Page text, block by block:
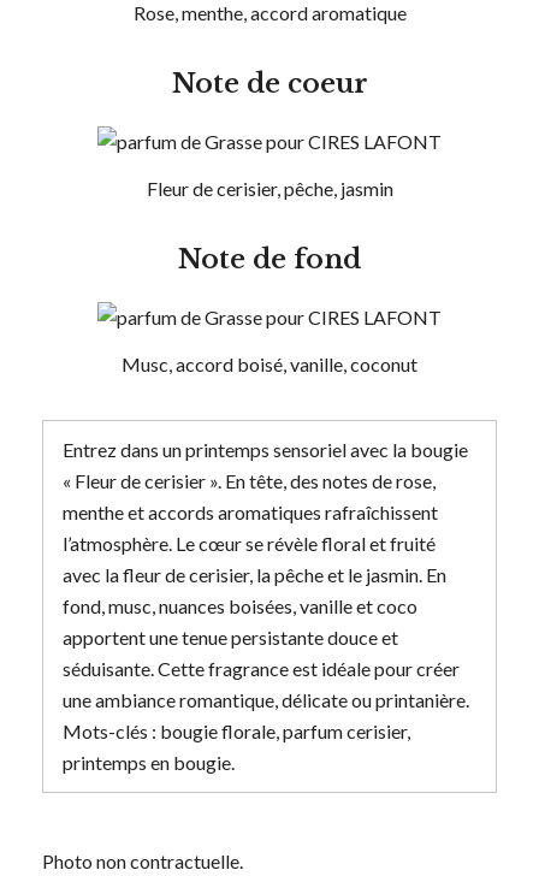
Rose, menthe, accord aromatique
Note de coeur
Fleur de cerisier, pêche, jasmin
Note de fond
Musc, accord boisé, vanille, coconut
Entrez dans un printemps sensoriel avec la bougie
« Fleur de cerisier ». En tête, des notes de rose,
menthe et accords aromatiques rafraîchissent
l’atmosphère. Le cœur se révèle floral et fruité
avec la fleur de cerisier, la pêche et le jasmin. En
fond, musc, nuances boisées, vanille et coco
apportent une tenue persistante douce et
séduisante. Cette fragrance est idéale pour créer
une ambiance romantique, délicate ou printanière.
Mots-clés : bougie florale, parfum cerisier,
printemps en bougie.
Photo non contractuelle.